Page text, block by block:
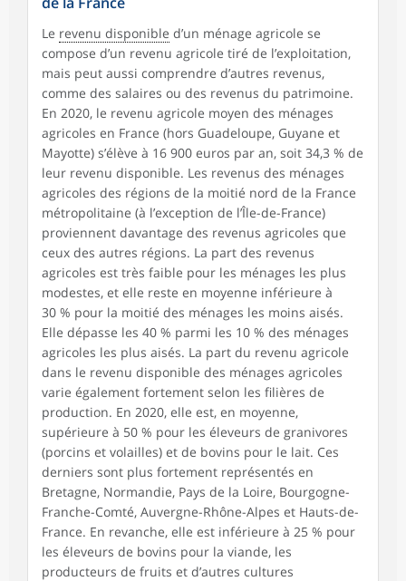
Le revenu disponible d’un ménage agricole se
compose d’un revenu agricole tiré de l’exploitation,
mais peut aussi comprendre d’autres revenus,
comme des salaires ou des revenus du patrimoine.
En 2020, le revenu agricole moyen des ménages
agricoles en France (hors Guadeloupe, Guyane et
Mayotte) s’élève à 16 900 euros par an, soit 34,3 % de
leur revenu disponible. Les revenus des ménages
agricoles des régions de la moitié nord de la France
métropolitaine (à l’exception de l’Île-de-France)
proviennent davantage des revenus agricoles que
ceux des autres régions. La part des revenus
agricoles est très faible pour les ménages les plus
modestes, et elle reste en moyenne inférieure à
30 % pour la moitié des ménages les moins aisés.
Elle dépasse les 40 % parmi les 10 % des ménages
agricoles les plus aisés. La part du revenu agricole
dans le revenu disponible des ménages agricoles
varie également fortement selon les filières de
production. En 2020, elle est, en moyenne,
supérieure à 50 % pour les éleveurs de granivores
(porcins et volailles) et de bovins pour le lait. Ces
derniers sont plus fortement représentés en
Bretagne, Normandie, Pays de la Loire, Bourgogne-
Franche-Comté, Auvergne-Rhône-Alpes et Hauts-de-
France. En revanche, elle est inférieure à 25 % pour
les éleveurs de bovins pour la viande, les
producteurs de fruits et d’autres cultures